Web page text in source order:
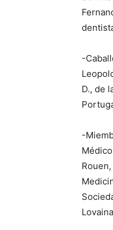
-
D., de
-